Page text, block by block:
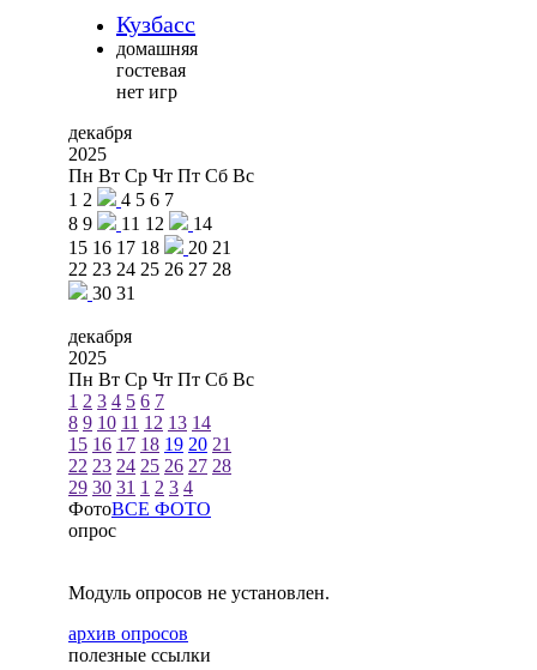
Кузбасс
домашняя
гостевая
нет игр
декабря
2025
Пн Вт Ср Чт Пт Сб Вс
1 2 4 5 6 7
8 9 11 12
14
15 16 17 18 20 21
22 23 24 25 26 27 28
30 31
декабря
2025
Пн Вт Ср Чт Пт Сб Вс
1 2 3 4 5 6 7
8 9 10 11 12 13 14
15 16 17 18 19 20 21
22 23 24 25 26 27 28
29 30 31 1 2 3 4
ФотоВСЕ ФОТО
опрос
Модуль опросов не установлен.
архив опросов
полезные ссылки